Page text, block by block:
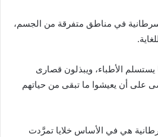
في مناطق متفرقة من الجسم،
الأطباء، ويبذلون قصارى
أن يعيشوا ما تبقى من حياتهم
هي في الأساس خلايا تمرَّدت